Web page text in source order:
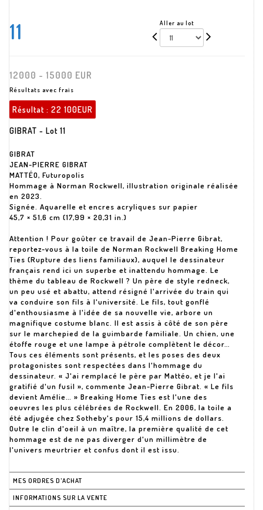
11 Aller au lot
12000 - 15000 EUR
Résultats avec frais
Résultat : 22 100EUR
GIBRAT - Lot 11
GIBRAT
JEAN-PIERRE GIBRAT
MATTÉO, Futuropolis
Hommage à Norman Rockwell, illustration originale réalisée
en 2023.
Signée. Aquarelle et encres acryliques sur papier
45,7 × 51,6 cm (17,99 × 20,31 in.)
Attention ! Pour goûter ce travail de Jean-Pierre Gibrat,
reportez-vous à la toile de Norman Rockwell Breaking Home
Ties (Rupture des liens familiaux), auquel le dessinateur
français rend ici un superbe et inattendu hommage. Le
thème du tableau de Rockwell ? Un père de style redneck,
un peu usé et abattu, attend résigné l'arrivée du train qui
va conduire son fils à l'université. Le fils, tout gonflé
d'enthousiasme à l'idée de sa nouvelle vie, arbore un
magnifique costume blanc. Il est assis à côté de son père
sur le marchepied de la guimbarde familiale. Un chien, une
étoffe rouge et une lampe à pétrole complètent le décor…
Tous ces éléments sont présents, et les poses des deux
protagonistes sont respectées dans l'hommage du
dessinateur. « J'ai remplacé le père par Mattéo, et je l'ai
gratifié d'un fusil », commente Jean-Pierre Gibrat. « Le fils
devient Amélie… » Breaking Home Ties est l'une des
oeuvres les plus célébrées de Rockwell. En 2006, la toile a
été adjugée chez Sotheby's pour 15,4 millions de dollars.
Outre le clin d'oeil à un maître, la première qualité de cet
hommage est de ne pas diverger d'un millimètre de
l'univers meurtrier et confus dont il est issu.
MES ORDRES D'ACHAT
INFORMATIONS SUR LA VENTE